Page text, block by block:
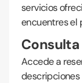
servicios
encuentres el
Accede a